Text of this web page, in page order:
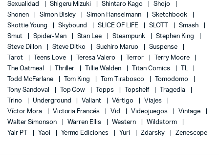
Sexualidad
Shigeru Mizuki Shintaro Kago
Shojo
Shonen
Simon Bisley Simon Hanselmann
Sketchbook
Skottie Young
Skybound SLICE OF LIFE SLOTT
Smash
Smut
Spider-Man Stan Lee Steampunk
Stephen King
Steve Dillon
Steve Ditko Suehiro Maruo
Suspense
Tarot
Teens Love Teresa Valero Terror
Terry Moore
The Oatmeal
Thriller Tillie Walden Titan Comics
TL
Todd McFarlane
Tom King Tom Tirabosco
Tomodomo
Tony Sandoval
Top Cow Topps Topshelf
Tragedia
Trino
Underground Valiant Vértigo
Viajes
Víctor Mora
Victoria Francés Vid Videojuegos
Vintage
Walter Simonson
Warren Ellis Western
Wildstorm
Yair PT
Yaoi Yermo Ediciones Yuri Zdarsky Zenescope